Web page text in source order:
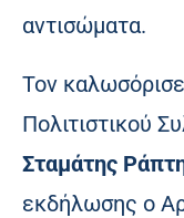
αντισώματα.
Τον
Πολιτιστικού
Σταμάτης
εκδήλωσης ο